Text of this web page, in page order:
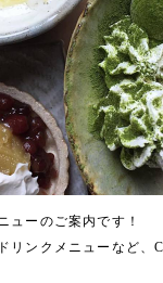
ューのご案内です！
リンクメニューなど、